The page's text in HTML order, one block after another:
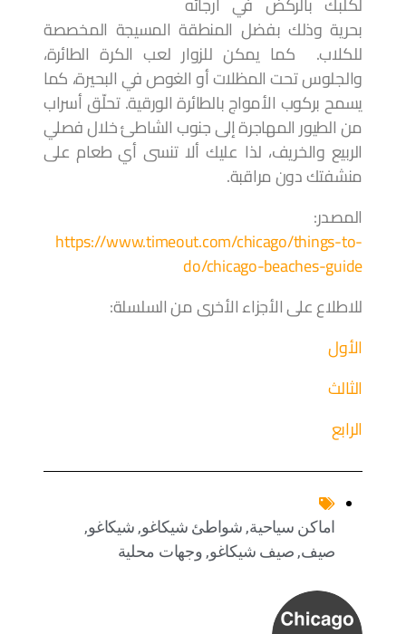
بحرية وذلك بفضل المنطقة المسيجة المخصصة
للكلاب. كما يمكن للزوار لعب الكرة الطائرة،
والجلوس تحت المظلات أو الغوص في البحيرة، كما
يسمح بركوب الأمواج بالطائرة الورقية. تحلّق أسراب
من الطيور المهاجرة إلى جنوب الشاطئ خلال فصلي
الربيع والخريف، لذا عليك ألا تنسى أي طعام على
منشفتك دون مراقبة.
المصدر:
https://www.timeout.com/chicago/things-to-
do/chicago-beaches-guide
للاطلاع على الأجزاء الأخرى من السلسلة:
الأول
الثالث
الرابع
اماكن سياحية, شواطئ شيكاغو, شيكاغو,
صيف, صيف شيكاغو, وجهات محلية